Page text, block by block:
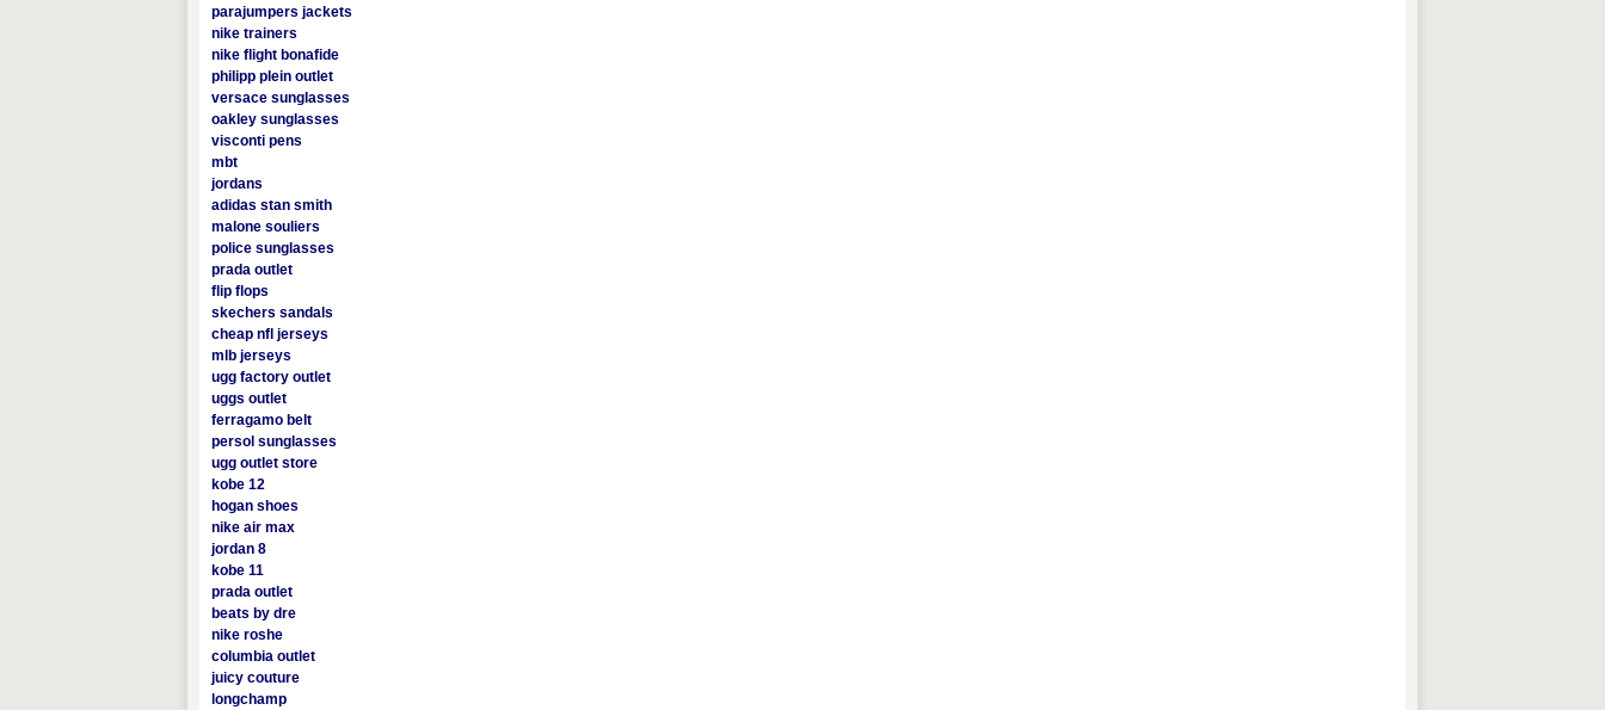
parajumpers jackets
nike trainers
nike flight bonafide
philipp plein outlet
versace sunglasses
oakley sunglasses
visconti pens
mbt
jordans
adidas stan smith
malone souliers
police sunglasses
prada outlet
flip flops
skechers sandals
cheap nfl jerseys
mlb jerseys
ugg factory outlet
uggs outlet
ferragamo belt
persol sunglasses
ugg outlet store
kobe 12
hogan shoes
nike air max
jordan 8
kobe 11
prada outlet
beats by dre
nike roshe
columbia outlet
juicy couture
longchamp